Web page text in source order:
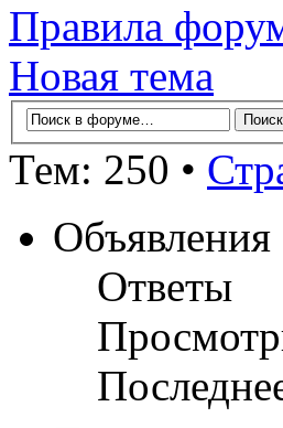
Правила
Новая тема
Тем: 250 •
Объявления
Ответы